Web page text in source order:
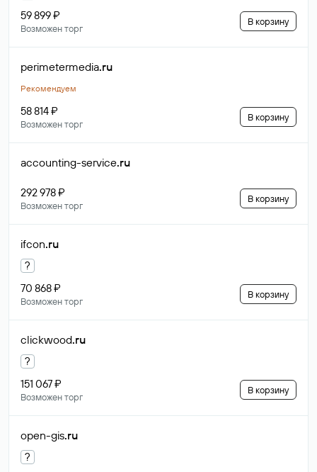
59 899 ₽
Возможен торг
В корзину
perimetermedia.ru
Рекомендуем
58 814 ₽
Возможен торг
В корзину
accounting-service.ru
292 978 ₽
Возможен торг
В корзину
ifcon.ru
?
70 868 ₽
Возможен торг
В корзину
clickwood.ru
?
151 067 ₽
Возможен торг
В корзину
open-gis.ru
?